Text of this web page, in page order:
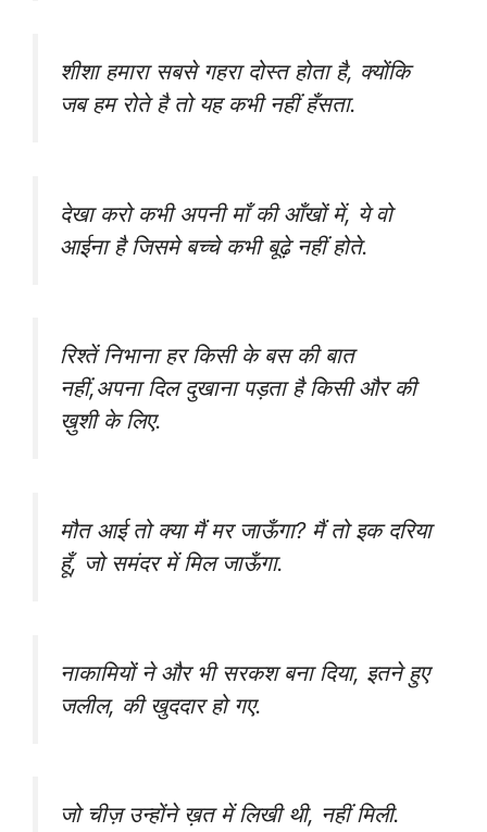
शीशा हमारा सबसे गहरा दोस्त होता है, क्योंकि
जब हम रोते है तो यह कभी नहीं हँसता.
देखा करो कभी अपनी माँ की आँखों में, ये वो
आईना है जिसमे बच्चे कभी बूढ़े नहीं होते.
रिश्तें निभाना हर किसी के बस की बात
नहीं,अपना दिल दुखाना पड़ता है किसी और की
ख़ुशी के लिए.
मौत आई तो क्या मैं मर जाऊँगा? मैं तो इक दरिया
हूँ, जो समंदर में मिल जाऊँगा.
नाकामियों ने और भी सरकश बना दिया, इतने हुए
जलील, की खुददार हो गए.
जो चीज़ उन्होंने ख़त में लिखी थी, नहीं मिली.